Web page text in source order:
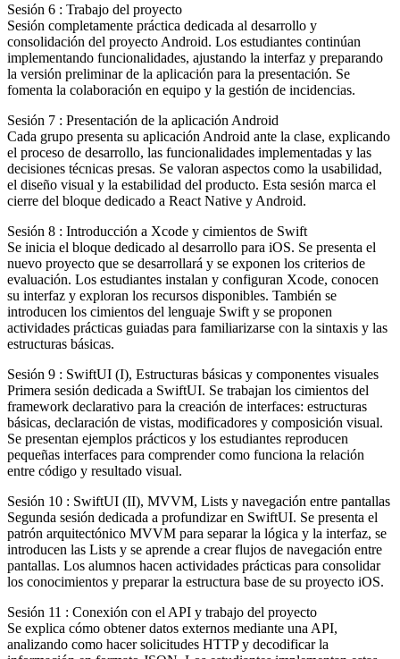
Sesión 6 : Trabajo del proyecto
Sesión completamente práctica dedicada al desarrollo y
consolidación del proyecto Android. Los estudiantes continúan
implementando funcionalidades, ajustando la interfaz y preparando
la versión preliminar de la aplicación para la presentación. Se
fomenta la colaboración en equipo y la gestión de incidencias.
Sesión 7 : Presentación de la aplicación Android
Cada grupo presenta su aplicación Android ante la clase, explicando
el proceso de desarrollo, las funcionalidades implementadas y las
decisiones técnicas presas. Se valoran aspectos como la usabilidad,
el diseño visual y la estabilidad del producto. Esta sesión marca el
cierre del bloque dedicado a React Native y Android.
Sesión 8 : Introducción a Xcode y cimientos de Swift
Se inicia el bloque dedicado al desarrollo para iOS. Se presenta el
nuevo proyecto que se desarrollará y se exponen los criterios de
evaluación. Los estudiantes instalan y configuran Xcode, conocen
su interfaz y exploran los recursos disponibles. También se
introducen los cimientos del lenguaje Swift y se proponen
actividades prácticas guiadas para familiarizarse con la sintaxis y las
estructuras básicas.
Sesión 9 : SwiftUI (I), Estructuras básicas y componentes visuales
Primera sesión dedicada a SwiftUI. Se trabajan los cimientos del
framework declarativo para la creación de interfaces: estructuras
básicas, declaración de vistas, modificadores y composición visual.
Se presentan ejemplos prácticos y los estudiantes reproducen
pequeñas interfaces para comprender como funciona la relación
entre código y resultado visual.
Sesión 10 : SwiftUI (II), MVVM, Lists y navegación entre pantallas
Segunda sesión dedicada a profundizar en SwiftUI. Se presenta el
patrón arquitectónico MVVM para separar la lógica y la interfaz, se
introducen las Lists y se aprende a crear flujos de navegación entre
pantallas. Los alumnos hacen actividades prácticas para consolidar
los conocimientos y preparar la estructura base de su proyecto iOS.
Sesión 11 : Conexión con el API y trabajo del proyecto
Se explica cómo obtener datos externos mediante una API,
analizando como hacer solicitudes HTTP y decodificar la